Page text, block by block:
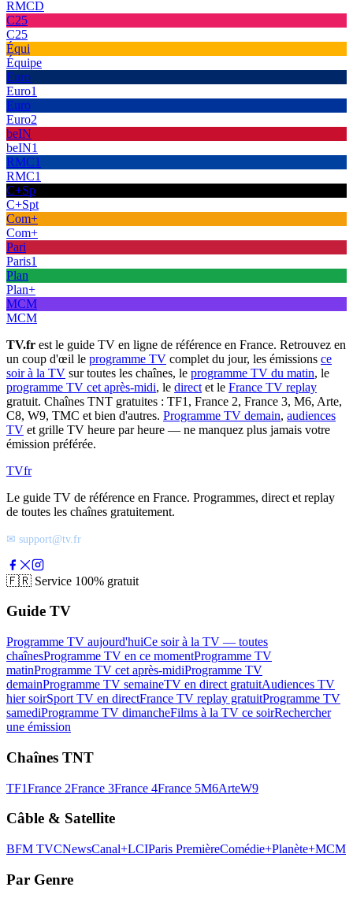
RMCD
C25
C25
Équi
Équipe
Euro
Euro1
Euro
Euro2
beIN
beIN1
RMC1
RMC1
C+Sp
C+Spt
Com+
Com+
Pari
Paris1
Plan
Plan+
MCM
MCM
TV.fr est le guide TV en ligne de référence en France. Retrouvez en
un coup d'œil le programme TV complet du jour, les émissions ce
soir à la TV sur toutes les chaînes, le programme TV du matin, le
programme TV cet après-midi, le direct et le France TV replay
gratuit. Chaînes TNT gratuites : TF1, France 2, France 3, M6, Arte,
C8, W9, TMC et bien d'autres. Programme TV demain, audiences
TV et grille TV heure par heure — ne manquez plus jamais votre
émission préférée.
TVfr
Le guide TV de référence en France. Programmes, direct et replay
de toutes les chaînes gratuitement.
✉ support@tv.fr
🇫🇷 Service 100% gratuit
Guide TV
Programme TV aujourd'huiCe soir à la TV — toutes
chaînesProgramme TV en ce momentProgramme TV
matinProgramme TV cet après-midiProgramme TV
demainProgramme TV semaineTV en direct gratuitAudiences TV
hier soirSport TV en directFrance TV replay gratuitProgramme TV
samediProgramme TV dimancheFilms à la TV ce soirRechercher
une émission
Chaînes TNT
TF1France 2France 3France 4France 5M6ArteW9
Câble & Satellite
BFM TVCNewsCanal+LCIParis PremièreComédie+Planète+MCM
Par Genre